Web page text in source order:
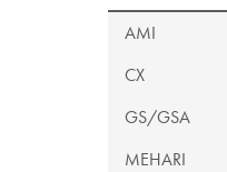
AMI
CX
GS/GSA
MEHARI